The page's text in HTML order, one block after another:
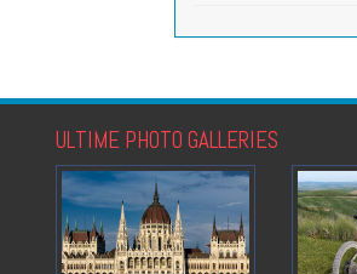
ULTIME PHOTO GALLERIES